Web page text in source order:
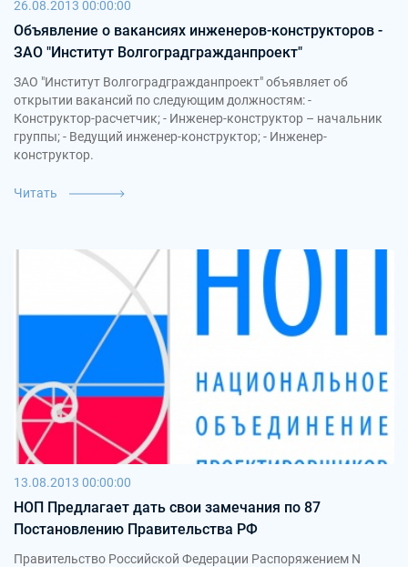
26.08.2013 00:00:00
Объявление о вакансиях инженеров-конструкторов -
ЗАО "Институт Волгоградгражданпроект"
ЗАО "Институт Волгоградгражданпроект" объявляет об
открытии вакансий по следующим должностям: -
Конструктор-расчетчик; - Инженер-конструктор – начальник
группы; - Ведущий инженер-конструктор; - Инженер-
конструктор.
Читать
13.08.2013 00:00:00
НОП Предлагает дать свои замечания по 87
Постановлению Правительства РФ
Правительство Российской Федерации Распоряжением N